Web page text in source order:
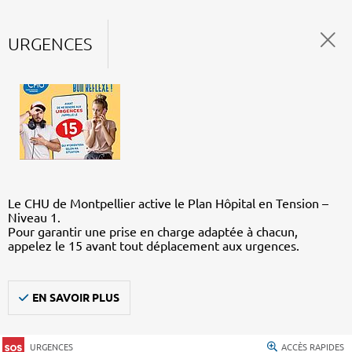
URGENCES
Le CHU de Montpellier active le Plan Hôpital en Tension –
Niveau 1.
Pour garantir une prise en charge adaptée à chacun,
appelez le 15 avant tout déplacement aux urgences.
EN SAVOIR PLUS
URGENCES ACCÈS RAPIDES